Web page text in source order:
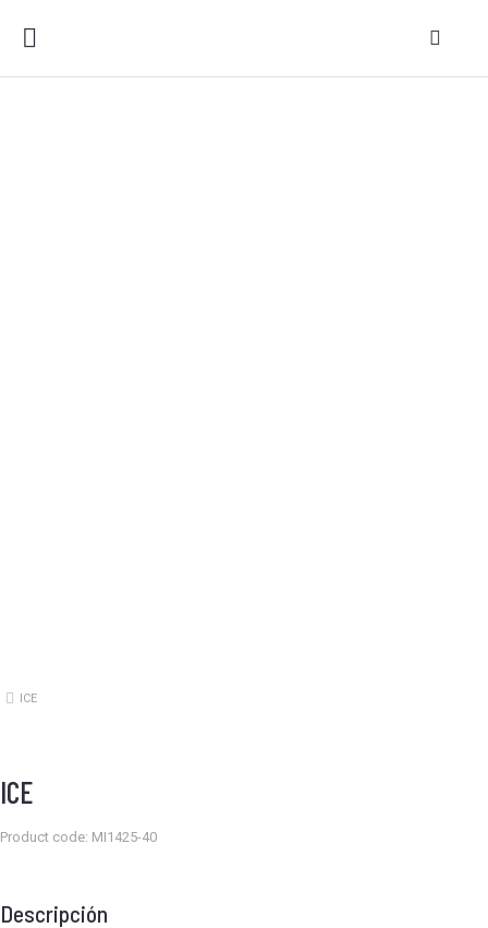
Estás aquí:
ICE
ICE
Product code: MI1425-40
Descripción